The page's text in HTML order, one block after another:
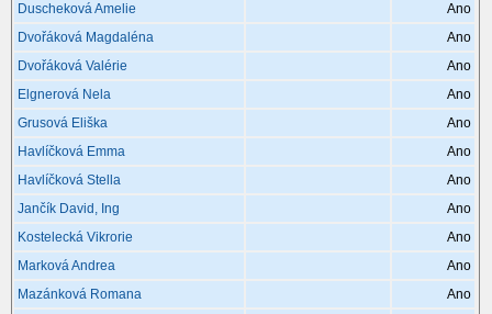
Duscheková Amelie
Ano
Dvořáková Magdaléna
Ano
Dvořáková Valérie
Ano
Elgnerová Nela
Ano
Grusová Eliška
Ano
Havlíčková Emma
Ano
Havlíčková Stella
Ano
Jančík David, Ing
Ano
Kostelecká Vikrorie
Ano
Marková Andrea
Ano
Mazánková Romana
Ano